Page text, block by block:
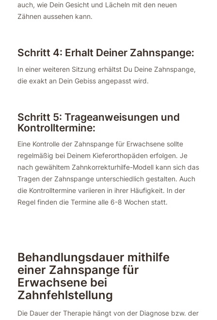
auch, wie Dein Gesicht und Lächeln mit den neuen
Zähnen aussehen kann.
Schritt 4: Erhalt Deiner Zahnspange:
In einer weiteren Sitzung erhältst Du Deine Zahnspange,
die exakt an Dein Gebiss angepasst wird.
Schritt 5: Trageanweisungen und
Kontrolltermine:
Eine Kontrolle der Zahnspange für Erwachsene sollte
regelmäßig bei Deinem Kieferorthopäden erfolgen. Je
nach gewähltem Zahnkorrekturhilfe-Modell kann sich das
Tragen der Zahnspange unterschiedlich gestalten. Auch
die Kontrolltermine variieren in ihrer Häufigkeit. In der
Regel finden die Termine alle 6-8 Wochen statt.
Behandlungsdauer mithilfe
einer Zahnspange für
Erwachsene bei
Zahnfehlstellung
Die Dauer der Therapie hängt von der Diagnose bzw. der